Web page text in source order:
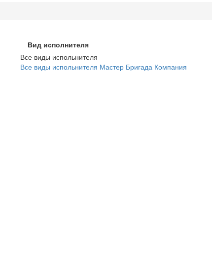
Вид исполнителя
Все виды испольнителя
Все виды испольнителя Мастер Бригада Компания